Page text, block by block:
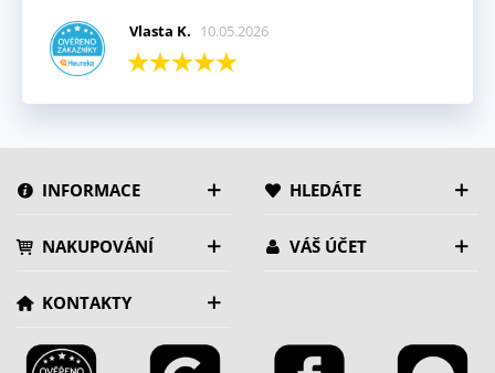
Vlasta K. 10.05.2026
INFORMACE HLEDÁTE
NAKUPOVÁNÍ VÁŠ ÚČET
KONTAKTY